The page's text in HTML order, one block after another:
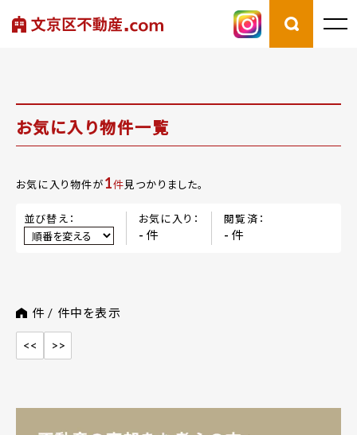
お気に入り物件一覧
お気に入り物件が1件見つかりました。
並び替え： お気に入り：
- 件
閲覧済：
- 件
件 / 件中を表示
<< >>